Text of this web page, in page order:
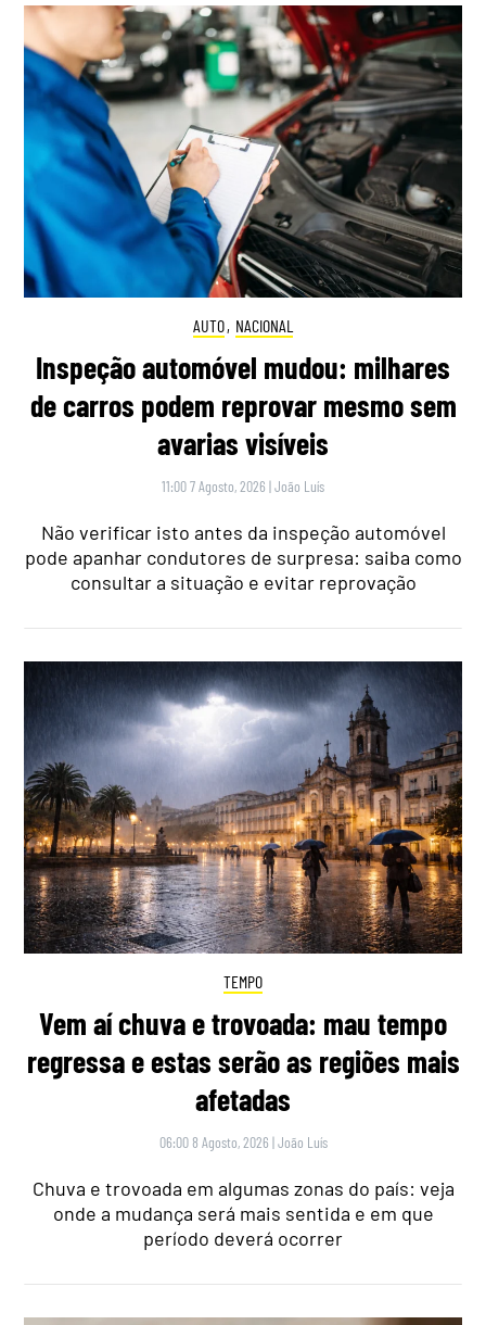
AUTO, NACIONAL
Inspeção automóvel mudou: milhares
de carros podem reprovar mesmo sem
avarias visíveis
11:00 7 Agosto, 2026 |João Luís
Não verificar isto antes da inspeção automóvel
pode apanhar condutores de surpresa: saiba como
consultar a situação e evitar reprovação
TEMPO
Vem aí chuva e trovoada: mau tempo
regressa e estas serão as regiões mais
afetadas
06:00 8 Agosto, 2026 |João Luís
Chuva e trovoada em algumas zonas do país: veja
onde a mudança será mais sentida e em que
período deverá ocorrer